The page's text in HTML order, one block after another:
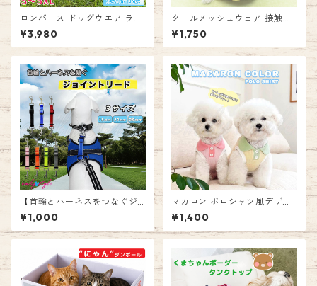
ロンパース ドッグウエア ラッ
シュガード クール アウトドア
紫外線対策 犬服 犬 ペット用品
夏 小型犬 ひんやり 涼しい サ
散歩 汚れ防止 ケガ防止 お出か
け ウェア 男の子 女の子 エミ
リースタイル emilystyle
¥3,980
クールメッシュウェア 接触冷
感 UVケア 涼感 メッシュ クー
ル ドッグウェア ペット ドッグ
犬 ウェア 服 クールウェア 暑
通気性 暑さ対策グッズ 熱中症
対策 毛抜け防止 お散歩 お出か
け かわいい エミリースタイル
emilystyle
¥1,750
【首輪とハーネスをつなぐジ
ョイントリード】 ジョイント
フック すっぽ抜け防止 外れ防
止 便利 ダブルリード 二重リー
型犬 エミリースタイル emilys
tyle
¥1,000
マカロン ポロシャツ風デザイ
ン♪ ドッグウエア タンクトッ
プ 犬服 犬 ペット用品 ストレ
ッチ お散歩 お出かけ 犬服 男
emilystyle
¥1,400